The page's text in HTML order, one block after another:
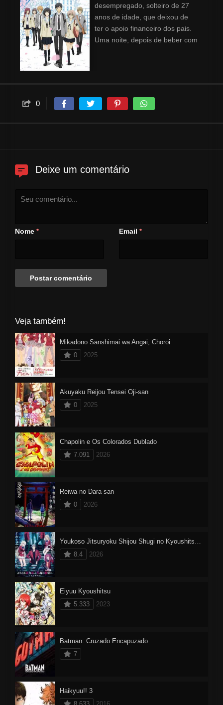
desempregado, solteiro de 27
anos de idade, que deixou de
ter o apoio financeiro dos pais.
Uma noite, depois de beber com
a ter 17 anos e possa refazer a
sua vida. Depois de concordar
um ano para encontrar o que
0
Deixe um comentário
Nome * Email *
Veja também!
Mikadono Sanshimai wa Angai, Choroi
0
2025
Akuyaku Reijou Tensei Oji-san
0
2025
Chapolin e Os Colorados Dublado
7.091
2026
Reiwa no Dara-san
0
2026
8.4
2026
Eiyuu Kyoushitsu
5.333
2023
Batman: Cruzado Encapuzado
7
Haikyuu!! 3